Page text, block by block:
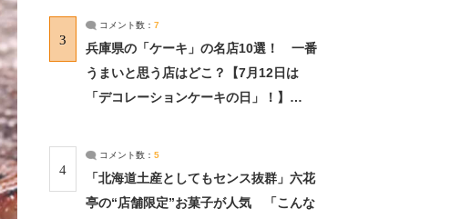
3
コメント数： 7
兵庫県の「ケーキ」の名店10選！ 一番
うまいと思う店はどこ？【7月12日は
「デコレーションケーキの日」！】
4
コメント数： 5
「北海道土産としてもセンス抜群」六花
亭の“店舗限定”お菓子が人気 「こんな